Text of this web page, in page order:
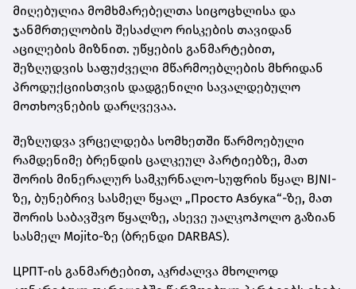
მიღებულია მომხმარებელთა სიცოცხლისა და
ჯანმრთელობის შესაძლო რისკების თავიდან
აცილების მიზნით. უწყების განმარტებით,
შეზღუდვის საფუძველი მწარმოებლების მხრიდან
პროდუქციისთვის დადგენილი სავალდებულო
მოთხოვნების დარღვევაა.
შეზღუდვა ვრცელდება სომხეთში წარმოებული
რამდენიმე ბრენდის ცალკეულ პარტიებზე, მათ
შორის მინერალურ სამკურნალო-სუფრის წყალ BJNI-
ზე, ბუნებრივ სასმელ წყალ „Просто Азбука“-ზე, მათ
შორის საბავშვო წყალზე, ასევე უალკოჰოლო გაზიან
სასმელ Mojito-ზე (ბრენდი DARBAS).
ЦРПТ-ის განმარტებით, აკრძალვა მხოლოდ